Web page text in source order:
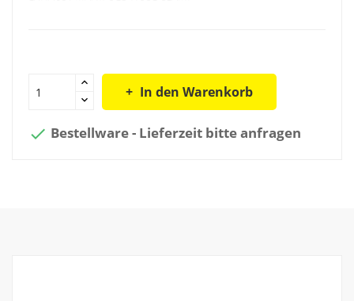
In den Warenkorb
 Bestellware - Lieferzeit bitte anfragen